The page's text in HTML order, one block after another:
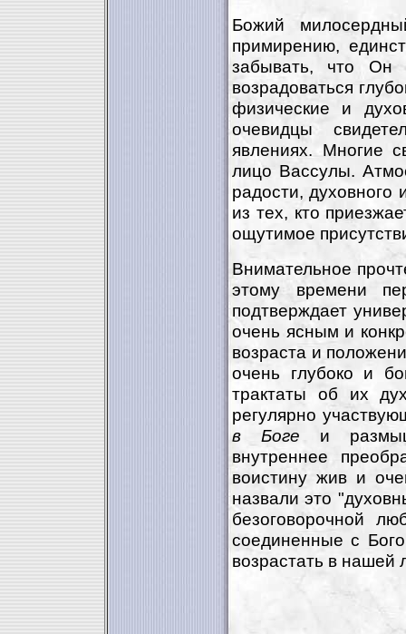
Божий
примирению,
забывать, что Он
возрадоваться
физические и
очевидцы
явлениях. Многие
лицо Вассулы.
радости, духовного
из тех, кто
ощутимое
Внимательное
этому времени
подтверждает
очень ясным и
возраста и
очень глубоко и
трактаты об их
регулярно
в Боге и
внутреннее
воистину жив и
назвали это
безоговорочной
соединенные с
возрастать в нашей